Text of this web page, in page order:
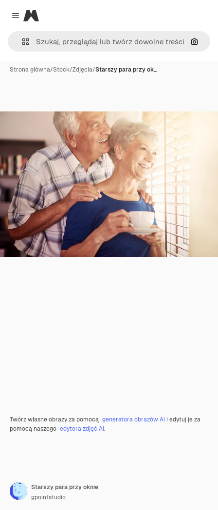
Close menu
Magnific
Szukaj
Strona główna/Stock/Zdjęcia/Starszy para przy ok…
Twórz własne obrazy za pomocą generatora obrazów AI i edytuj je za
pomocą naszego edytora zdjęć AI.
Starszy para przy oknie
gpointstudio